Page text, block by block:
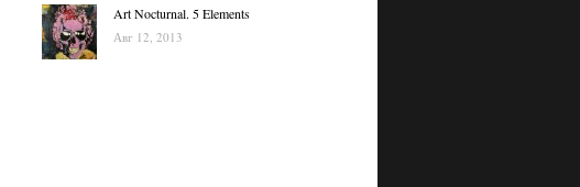
Art Nocturnal. 5 Elements
Авг 12, 2013